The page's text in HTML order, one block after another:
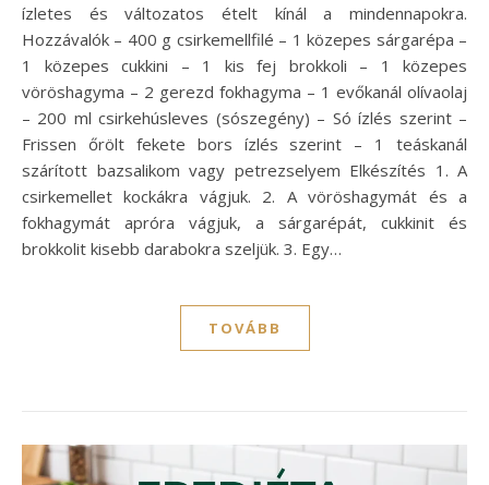
ízletes és változatos ételt kínál a mindennapokra.
Hozzávalók – 400 g csirkemellfilé – 1 közepes sárgarépa –
1 közepes cukkini – 1 kis fej brokkoli – 1 közepes
vöröshagyma – 2 gerezd fokhagyma – 1 evőkanál olívaolaj
– 200 ml csirkehúsleves (sószegény) – Só ízlés szerint –
Frissen őrölt fekete bors ízlés szerint – 1 teáskanál
szárított bazsalikom vagy petrezselyem Elkészítés 1. A
csirkemellet kockákra vágjuk. 2. A vöröshagymát és a
fokhagymát apróra vágjuk, a sárgarépát, cukkinit és
brokkolit kisebb darabokra szeljük. 3. Egy…
TOVÁBB